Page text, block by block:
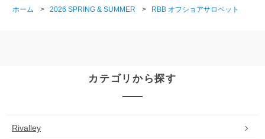
ホーム > 2026 SPRING & SUMMER > RBB オフショアサロペット
カテゴリから探す
Rivalley